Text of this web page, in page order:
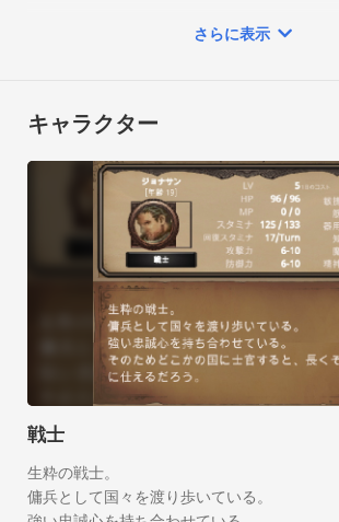
職できるというユニークな転職システムを採
転生をすれば今まで出会った他の冒険者とし
直す事ができます。
転生した冒険者は今までのジョブの知識があ
今まで覚えたジョブに転職する事ができます。
同じクエストを行う際にも難易度を変えて、
て同じクエストを受ける事で多くの報酬を手
は放置した時間を使って遊ぶRPGゲームとな
今まで培ってきたノウハウを活かして、出来
そして、洞窟の奥にはまだ見ぬお宝が眠って
さらに表示
キャラクター
戦士
生粋の戦士。
傭兵として国々を渡り歩いている。